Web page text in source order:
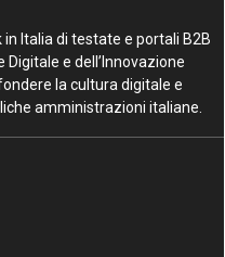
Italia di testate e portali B2B
e dell’Innovazione
la cultura digitale e
amministrazioni italiane.